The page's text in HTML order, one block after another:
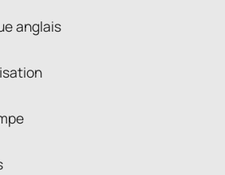
anglais